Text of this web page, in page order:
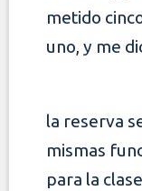
metido
uno, y me
la reserva
mismas
para la